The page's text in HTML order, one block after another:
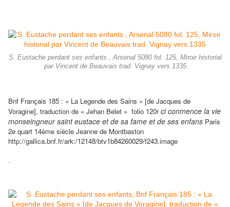
S. Eustache perdant ses enfants , Arsenal 5080 fol. 125, Miroir historial
par Vincent de Beauvais trad. Vignay vers 1335
Bnf Français 185 : « La Legende des Sains » [de Jacques de
Voragine], traduction de « Jehan Belet » folio 120rci conmence la vie
monseingneur saint eustace et de sa fame et de ses enfans Paris
2e quart 14ème siècle Jeanne de Montbaston
http://gallica.bnf.fr/ark:/12148/btv1b84260029/f243.image